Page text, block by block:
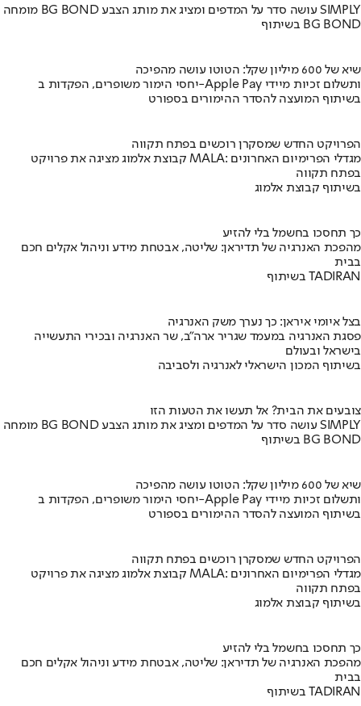
מומחה BG BOND עושה סדר על המדפים ומציג את מותג הצבע SIMPLY
בשיתוף BG BOND
שיא של 600 מיליון שקל: הטוטו עושה מהפיכה
יחסי הימור משופרים, הפקדות ב-Apple Pay ותשלום זכיות מיידי
בשיתוף המועצה להסדר ההימורים בספורט
הפרויקט החדש שמסקרן רוכשים בפתח תקווה
קבוצת אלמוג מציגה את פרויקט MALA: מגדלי הפרימיום האחרונים
בפתח תקווה
בשיתוף קבוצת אלמוג
כך תחסכו בחשמל בלי להזיע
מהפכת האנרגיה של תדיראן: שליטה, אבטחת מידע וניהול אקלים חכם
בבית
בשיתוף TADIRAN
בצל איומי איראן: כך נערך משק האנרגיה
פסגת האנרגיה במעמד שגריר ארה"ב, שר האנרגיה ובכירי התעשייה
בישראל ובעולם
בשיתוף המכון הישראלי לאנרגיה ולסביבה
צובעים את הבית? אל תעשו את הטעות הזו
מומחה BG BOND עושה סדר על המדפים ומציג את מותג הצבע SIMPLY
בשיתוף BG BOND
שיא של 600 מיליון שקל: הטוטו עושה מהפיכה
יחסי הימור משופרים, הפקדות ב-Apple Pay ותשלום זכיות מיידי
בשיתוף המועצה להסדר ההימורים בספורט
הפרויקט החדש שמסקרן רוכשים בפתח תקווה
קבוצת אלמוג מציגה את פרויקט MALA: מגדלי הפרימיום האחרונים
בפתח תקווה
בשיתוף קבוצת אלמוג
כך תחסכו בחשמל בלי להזיע
מהפכת האנרגיה של תדיראן: שליטה, אבטחת מידע וניהול אקלים חכם
בבית
בשיתוף TADIRAN